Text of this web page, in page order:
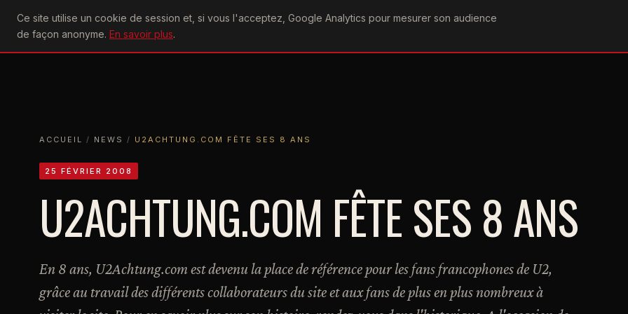
Ce site utilise un cookie de session et, si vous l'acceptez, Google Analytics pour mesurer son audience
de façon anonyme. En savoir plus.
U2achtung
ACCUEIL
ACTU CONCERTS DISCOGRAPHIEPAROLESVIDÉOGRAPHIEFORUMS
ACCUEIL / NEWS / U2ACHTUNG.COM FÊTE SES 8 ANS
25 FÉVRIER 2008
U2ACHTUNG.COM FÊTE SES 8 ANS
En 8 ans, U2Achtung.com est devenu la place de référence pour les fans francophones de U2,
grâce au travail des différents collaborateurs du site et aux fans de plus en plus nombreux à